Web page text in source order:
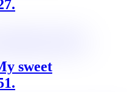
sweet